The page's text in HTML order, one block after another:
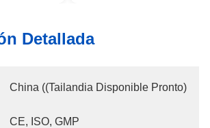
Detallada
China ((Tailandia Disponible Pronto)
CE, ISO, GMP